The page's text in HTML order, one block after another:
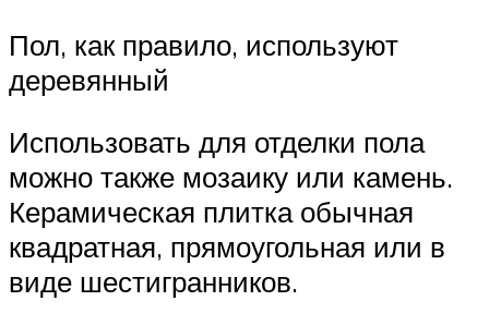
Пол, как правило, используют
деревянный
Использовать для отделки пола
можно также мозаику или камень.
Керамическая плитка обычная
квадратная, прямоугольная или в
виде шестигранников.